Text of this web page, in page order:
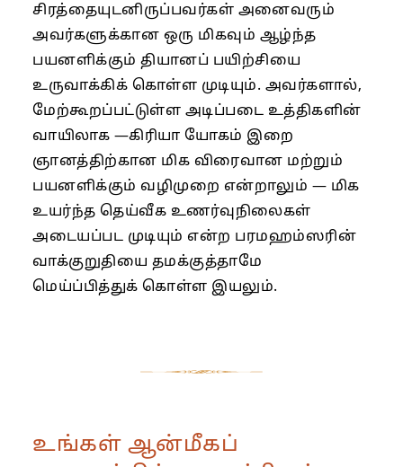
சிரத்தையுடனிருப்பவர்கள் அனைவரும்
அவர்களுக்கான ஒரு மிகவும் ஆழ்ந்த
பயனளிக்கும் தியானப் பயிற்சியை
உருவாக்கிக் கொள்ள முடியும். அவர்களால்,
மேற்கூறப்பட்டுள்ள அடிப்படை உத்திகளின்
வாயிலாக —கிரியா யோகம் இறை
ஞானத்திற்கான மிக விரைவான மற்றும்
பயனளிக்கும் வழிமுறை என்றாலும் — மிக
உயர்ந்த தெய்வீக உணர்வுநிலைகள்
அடையப்பட முடியும் என்ற பரமஹம்ஸரின்
வாக்குறுதியை தமக்குத்தாமே
மெய்ப்பித்துக் கொள்ள இயலும்.
உங்கள் ஆன்மீகப்